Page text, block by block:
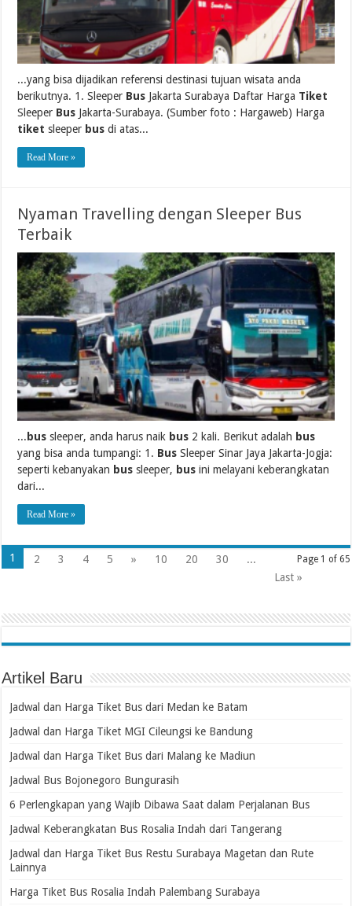
...yang bisa dijadikan referensi destinasi tujuan wisata anda
berikutnya. 1. Sleeper Bus Jakarta Surabaya Daftar Harga Tiket
Sleeper Bus Jakarta-Surabaya. (Sumber foto : Hargaweb) Harga
tiket sleeper bus di atas...
Read More »
Nyaman Travelling dengan Sleeper Bus
Terbaik
...bus sleeper, anda harus naik bus 2 kali. Berikut adalah bus
yang bisa anda tumpangi: 1. Bus Sleeper Sinar Jaya Jakarta-Jogja:
seperti kebanyakan bus sleeper, bus ini melayani keberangkatan
dari...
Read More »
Page 1 of 65
1 2 3 4 5 » 10 20 30
...
Last »
Artikel Baru
Jadwal dan Harga Tiket Bus dari Medan ke Batam
Jadwal dan Harga Tiket MGI Cileungsi ke Bandung
Jadwal dan Harga Tiket Bus dari Malang ke Madiun
Jadwal Bus Bojonegoro Bungurasih
6 Perlengkapan yang Wajib Dibawa Saat dalam Perjalanan Bus
Jadwal Keberangkatan Bus Rosalia Indah dari Tangerang
Jadwal dan Harga Tiket Bus Restu Surabaya Magetan dan Rute
Lainnya
Harga Tiket Bus Rosalia Indah Palembang Surabaya